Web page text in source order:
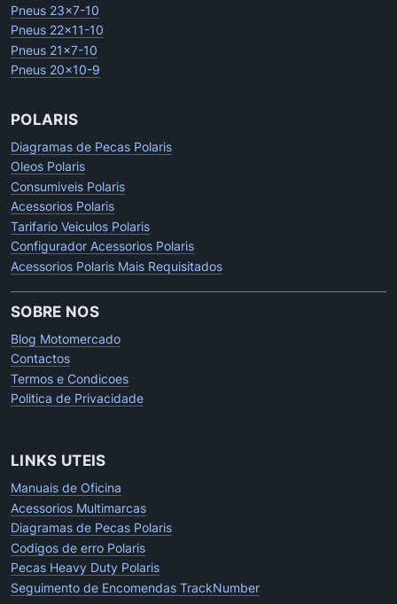
Pneus 23x7-10
Pneus 22x11-10
Pneus 21x7-10
Pneus 20x10-9
POLARIS
Diagramas de Pecas Polaris
Oleos Polaris
Consumiveis Polaris
Acessorios Polaris
Tarifario Veiculos Polaris
Configurador Acessorios Polaris
Acessorios Polaris Mais Requisitados
SOBRE NOS
Blog Motomercado
Contactos
Termos e Condicoes
Politica de Privacidade
LINKS UTEIS
Manuais de Oficina
Acessorios Multimarcas
Diagramas de Pecas Polaris
Codigos de erro Polaris
Pecas Heavy Duty Polaris
Seguimento de Encomendas TrackNumber